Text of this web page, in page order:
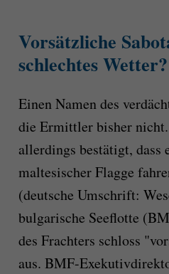
Vorsätzliche
schlechtes Wetter?
Einen Namen des
die Ermittler bisher
allerdings bestätigt, dass
maltesischer Flagge
(deutsche Umschrift:
bulgarische Seeflotte
des Frachters schloss
aus. BMF-